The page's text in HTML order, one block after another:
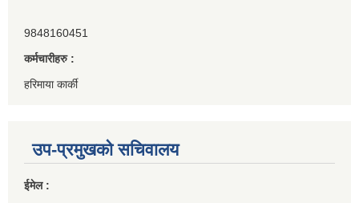
9848160451
कर्मचारीहरु :
हरिमाया कार्की
उप-प्रमुखको सचिवालय
ईमेल :